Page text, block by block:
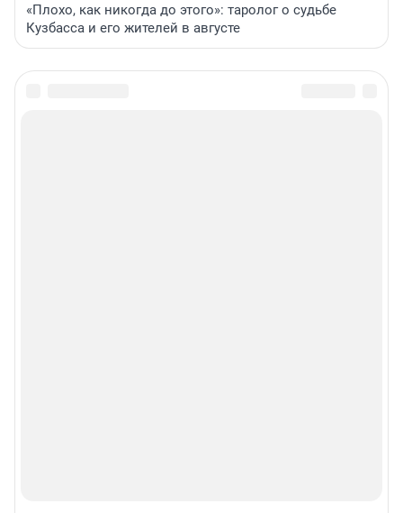
«Плохо, как никогда до этого»: таролог о судьбе
Кузбасса и его жителей в августе